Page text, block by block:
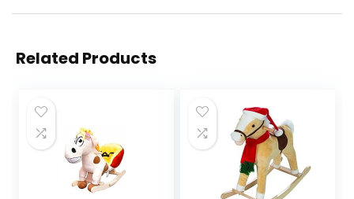
Related Products